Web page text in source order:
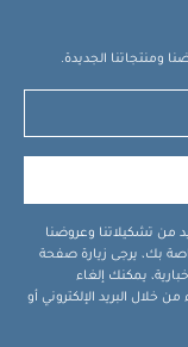
ومنتجاتنا الجديدة.
من تشكيلاتنا وعروضنا
بك، يرجى زيارة صفحة
يمكنك إلغاء
خلال البريد الإلكتروني أو